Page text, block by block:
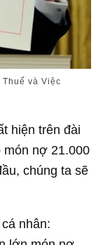
và Việc
hiện trên đài
món nợ 21.000
chúng ta sẽ
nhân: